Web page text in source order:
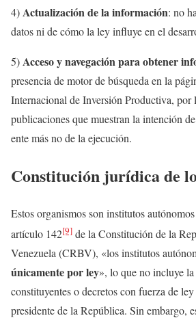
4)Actualización de la información: no
datos ni de cómo la ley influye en el
5)Acceso y navegación para obtener
presencia de motor de búsqueda en la
Internacional de Inversión Productiva, por
publicaciones que muestran la intención
ente más no de la ejecución.
Constitución jurídica de
Estos organismos son institutos
artículo 142[9] de la Constitución de la
Venezuela (CRBV), «los institutos
únicamente por ley», lo que no incluye
constituyentes o decretos con fuerza de
presidente de la República. Sin embargo,